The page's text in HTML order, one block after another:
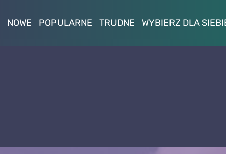
NOWE POPULARNE TRUDNE WYBIERZ DLA